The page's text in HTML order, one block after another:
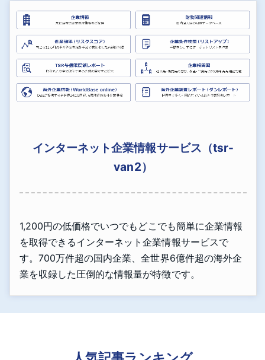
インターネット企業情報サービス（tsr-
van2）
1,200円の低価格でいつでもどこでも簡単に企業情報
を取得できるインターネット企業情報サービスで
す。700万件超の国内企業、全世界6億件超の海外企
業を収録した圧倒的な情報量が特徴です。